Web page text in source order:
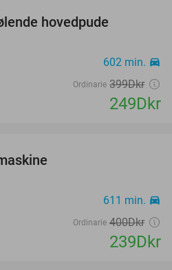
hovedpude
602 min. directions_car
Ordinarie 399Dkr
249Dkr
611 min. directions_car
Ordinarie 400Dkr
239Dkr
favorite_border